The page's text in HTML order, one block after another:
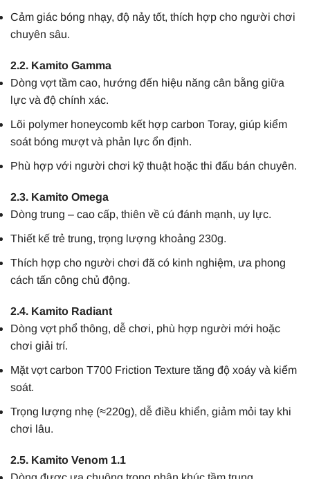
Cảm giác bóng nhạy, độ nảy tốt, thích hợp cho người chơi
chuyên sâu.
2.2. Kamito Gamma
Dòng vợt tầm cao, hướng đến hiệu năng cân bằng giữa
lực và độ chính xác.
Lõi polymer honeycomb kết hợp carbon Toray, giúp kiểm
soát bóng mượt và phản lực ổn định.
Phù hợp với người chơi kỹ thuật hoặc thi đấu bán chuyên.
2.3. Kamito Omega
Dòng trung – cao cấp, thiên về cú đánh mạnh, uy lực.
Thiết kế trẻ trung, trọng lượng khoảng 230g.
Thích hợp cho người chơi đã có kinh nghiệm, ưa phong
cách tấn công chủ động.
2.4. Kamito Radiant
Dòng vợt phổ thông, dễ chơi, phù hợp người mới hoặc
chơi giải trí.
Mặt vợt carbon T700 Friction Texture tăng độ xoáy và kiểm
soát.
Trọng lượng nhẹ (≈220g), dễ điều khiển, giảm mỏi tay khi
chơi lâu.
2.5. Kamito Venom 1.1